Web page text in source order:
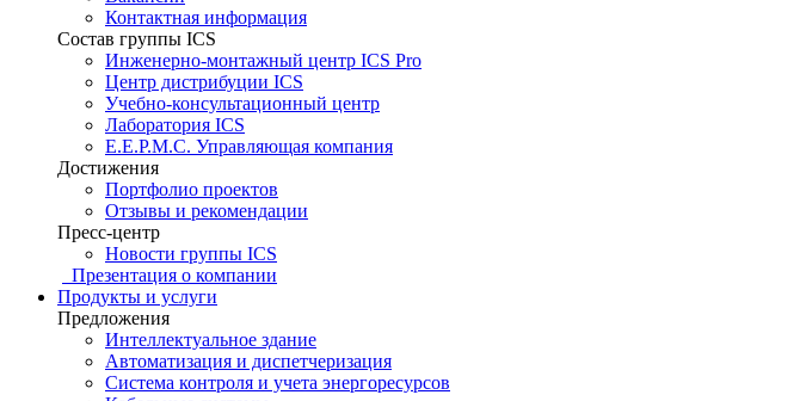
Контактная информация
Состав группы ICS
Инженерно-монтажный центр ICS Pro
Центр дистрибуции ICS
Учебно-консультационный центр
Лаборатория ICS
E.E.P.M.C. Управляющая компания
Достижения
Портфолио проектов
Отзывы и рекомендации
Пресс-центр
Новости группы ICS
Презентация о компании
Продукты и услуги
Предложения
Интеллектуальное здание
Автоматизация и диспетчеризация
Система контроля и учета энергоресурсов